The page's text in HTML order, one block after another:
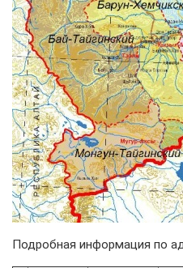
Подробная информация по